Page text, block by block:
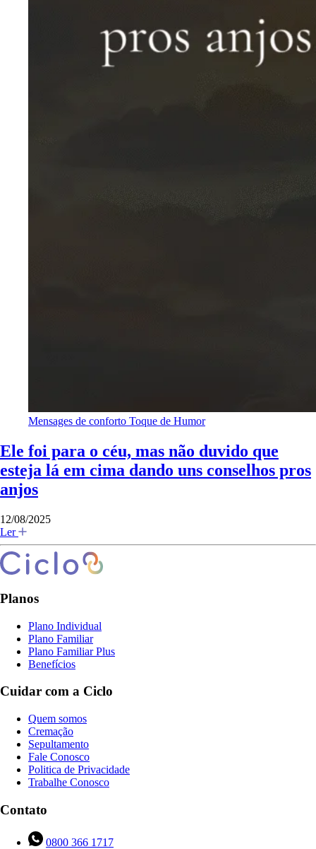
Mensages de conforto Toque de Humor
Ele foi para o céu, mas não duvido que
esteja lá em cima dando uns conselhos pros
anjos
12/08/2025
Ler
Planos
Plano Individual
Plano Familiar
Plano Familiar Plus
Benefícios
Cuidar com a Ciclo
Quem somos
Cremação
Sepultamento
Fale Conosco
Politica de Privacidade
Trabalhe Conosco
Contato
0800 366 1717